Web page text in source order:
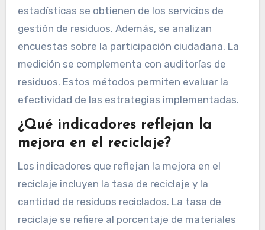
estadísticas se obtienen de los servicios de
gestión de residuos. Además, se analizan
encuestas sobre la participación ciudadana. La
medición se complementa con auditorías de
residuos. Estos métodos permiten evaluar la
efectividad de las estrategias implementadas.
¿Qué indicadores reflejan la
mejora en el reciclaje?
Los indicadores que reflejan la mejora en el
reciclaje incluyen la tasa de reciclaje y la
cantidad de residuos reciclados. La tasa de
reciclaje se refiere al porcentaje de materiales